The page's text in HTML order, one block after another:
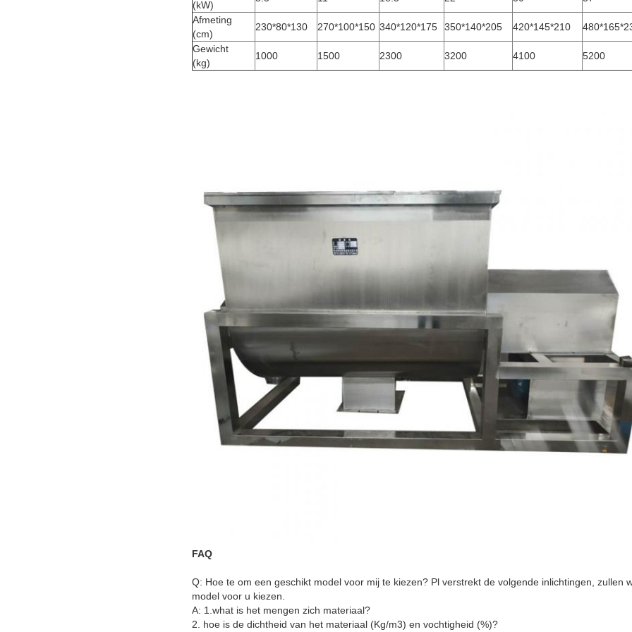
(kW)
Afmeting
(cm)
230*80*130 270*100*150 340*120*175 350*140*205 420*145*210
Gewicht
(kg)
1000 1500 2300 3200 4100 5200
FAQ
Q: Hoe te om een geschikt model voor mij te kiezen? Pl verstrekt de volgende inlichtingen, zullen
model voor u kiezen.
A: 1.what is het mengen zich materiaal?
2. hoe is de dichtheid van het materiaal (Kg/m3) en vochtigheid (%)?